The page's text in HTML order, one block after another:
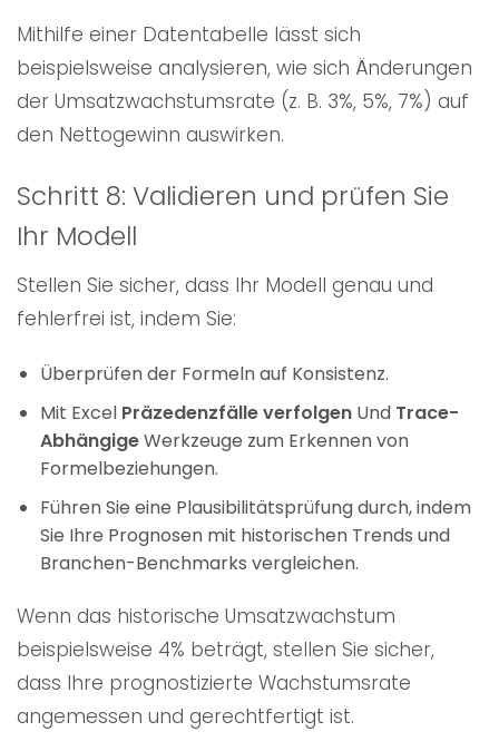
Mithilfe einer Datentabelle lässt sich
beispielsweise analysieren, wie sich Änderungen
der Umsatzwachstumsrate (z. B. 3%, 5%, 7%) auf
den Nettogewinn auswirken.
Schritt 8: Validieren und prüfen Sie
Ihr Modell
Stellen Sie sicher, dass Ihr Modell genau und
fehlerfrei ist, indem Sie:
Überprüfen der Formeln auf Konsistenz.
Mit Excel Präzedenzfälle verfolgenUnd Trace-
AbhängigeWerkzeuge zum Erkennen von
Formelbeziehungen.
Führen Sie eine Plausibilitätsprüfung durch, indem
Sie Ihre Prognosen mit historischen Trends und
Branchen-Benchmarks vergleichen.
Wenn das historische Umsatzwachstum
beispielsweise 4% beträgt, stellen Sie sicher,
dass Ihre prognostizierte Wachstumsrate
angemessen und gerechtfertigt ist.